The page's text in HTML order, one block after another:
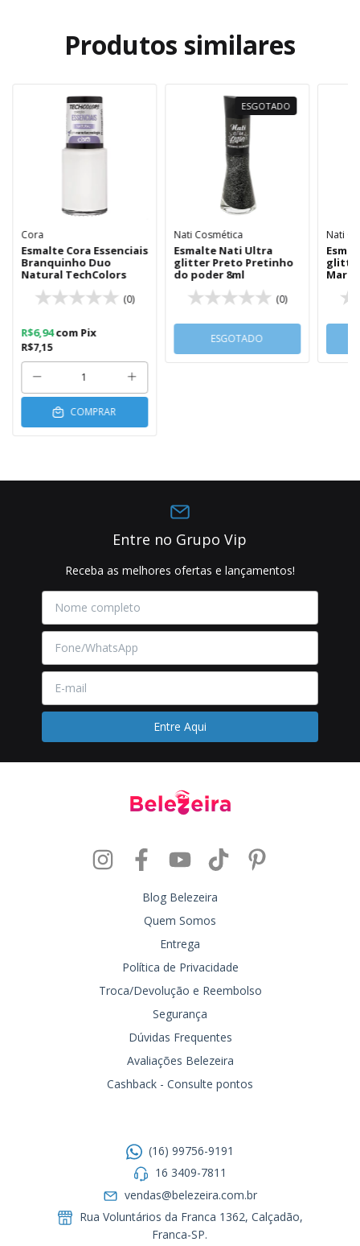
Produtos similares
Cora
Esmalte Cora Essenciais
Branquinho Duo
Natural TechColors
(0)
R$7,15
R$6,94com Pix
COMPRAR
ESGOTADO
Nati Cosmética
Esmalte Nati Ultra
glitter Preto Pretinho
do poder 8ml
(0)
ESGOTADO
Nati
glitter
Entre no Grupo Vip
Receba as melhores ofertas e lançamentos!
Blog Belezeira
Quem Somos
Entrega
Política de Privacidade
Troca/Devolução e Reembolso
Segurança
Dúvidas Frequentes
Avaliações Belezeira
Cashback - Consulte pontos
(16) 99756-9191
16 3409-7811
vendas@belezeira.com.br
Rua Voluntários da Franca 1362, Calçadão,
Franca-SP.ㅤㅤㅤㅤㅤㅤㅤㅤㅤㅤㅤ